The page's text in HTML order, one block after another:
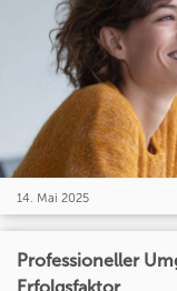
14. Mai 2025
Professioneller
Erfolgsfaktor